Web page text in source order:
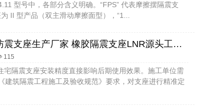
型号中，各部分含义明确。“FPS” 代表摩擦摆隔震支
II 型产品（双主滑动摩擦面型），“1...
建筑铅芯橡胶防震支座生产厂家 橡胶隔震支座LNR源头工厂 LRB1300铅芯支座生产厂家
115
宅隔震支座安装精度直接影响后期使用效果。施工单位需
建筑隔震工程施工及验收规范》要求，对支座进行精准定